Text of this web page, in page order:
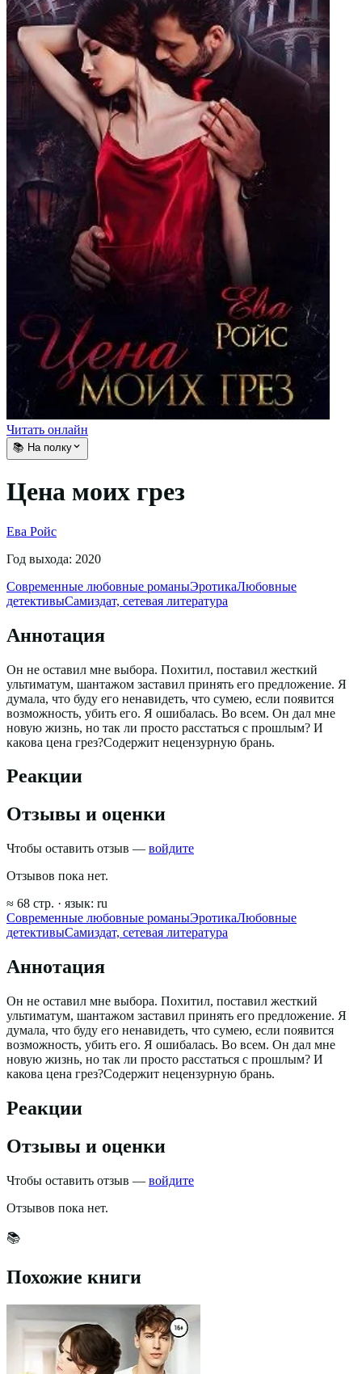
Читать онлайн
📚 На полку
Цена моих грез
Ева Ройс
Год выхода: 2020
Современные любовные романыЭротикаЛюбовные
детективыСамиздат, сетевая литература
Аннотация
Он не оставил мне выбора. Похитил, поставил жесткий
ультиматум, шантажом заставил принять его предложение. Я
думала, что буду его ненавидеть, что сумею, если появится
возможность, убить его. Я ошибалась. Во всем. Он дал мне
новую жизнь, но так ли просто расстаться с прошлым? И
какова цена грез?Содержит нецензурную брань.
Реакции
Отзывы и оценки
Чтобы оставить отзыв — войдите
Отзывов пока нет.
≈ 68 стр. · язык: ru
Современные любовные романыЭротикаЛюбовные
детективыСамиздат, сетевая литература
Аннотация
Он не оставил мне выбора. Похитил, поставил жесткий
ультиматум, шантажом заставил принять его предложение. Я
думала, что буду его ненавидеть, что сумею, если появится
возможность, убить его. Я ошибалась. Во всем. Он дал мне
новую жизнь, но так ли просто расстаться с прошлым? И
какова цена грез?Содержит нецензурную брань.
Реакции
Отзывы и оценки
Чтобы оставить отзыв — войдите
Отзывов пока нет.
📚
Похожие книги